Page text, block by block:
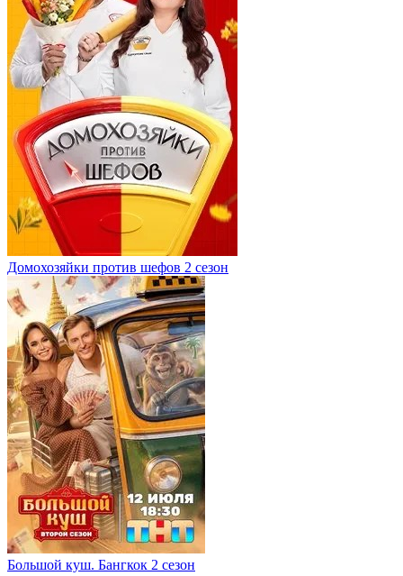
Домохозяйки против шефов 2 сезон
Большой куш. Бангкок 2 сезон